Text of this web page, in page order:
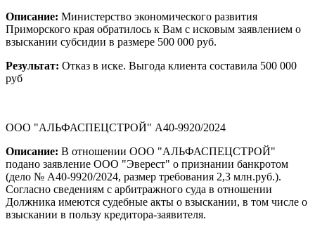
Описание: Министерство экономического развития
Приморского края обратилось к Вам с исковым заявлением о
взыскании субсидии в размере 500 000 руб.
Результат: Отказ в иске. Выгода клиента составила 500 000
руб
ООО "АЛЬФАСПЕЦСТРОЙ" А40-9920/2024
Описание: В отношении ООО "АЛЬФАСПЕЦСТРОЙ"
подано заявление ООО "Эверест" о признании банкротом
(дело № А40-9920/2024, размер требования 2,3 млн.руб.).
Согласно сведениям с арбитражного суда в отношении
Должника имеются судебные акты о взыскании, в том числе о
взыскании в пользу кредитора-заявителя.